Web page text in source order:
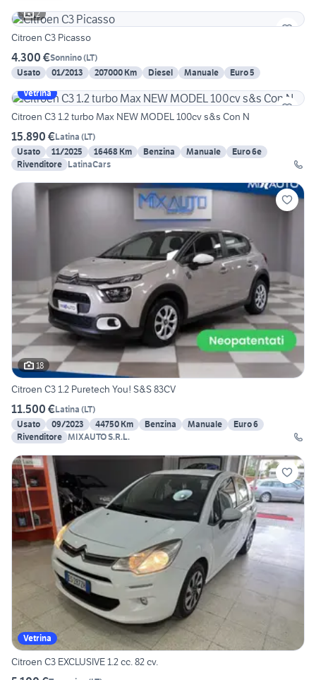
2
Citroen C3 Picasso
4.300 €Sonnino(LT)
Usato
01/2013 207000 Km Diesel Manuale
Euro 5
Vetrina
Citroen C3 1.2 turbo Max NEW MODEL 100cv s&s Con N
15.890 €Latina (LT)
Usato
11/2025 16468 Km Benzina Manuale
Euro 6e
Rivenditore LatinaCars
18
Citroen C3 1.2 Puretech You! S&S 83CV
11.500 €Latina (LT)
Usato
09/2023 44750 Km Benzina Manuale
Euro 6
Rivenditore MIXAUTO S.R.L.
Vetrina
Citroen C3 EXCLUSIVE 1.2 cc. 82 cv.